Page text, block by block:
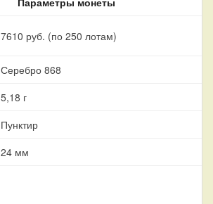
7610 руб. (по 250 лотам)
Серебро 868
5,18 г
Пунктир
24 мм